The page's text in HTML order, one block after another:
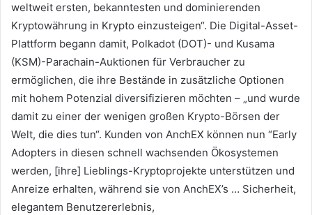
weltweit ersten, bekanntesten und dominierenden
Kryptowährung in Krypto einzusteigen“. Die Digital-Asset-
Plattform begann damit, Polkadot (DOT)- und Kusama
(KSM)-Parachain-Auktionen für Verbraucher zu
ermöglichen, die ihre Bestände in zusätzliche Optionen
mit hohem Potenzial diversifizieren möchten – „und wurde
damit zu einer der wenigen großen Krypto-Börsen der
Welt, die dies tun“. Kunden von AnchEX können nun “Early
Adopters in diesen schnell wachsenden Ökosystemen
werden, [ihre] Lieblings-Kryptoprojekte unterstützen und
Anreize erhalten, während sie von AnchEX’s … Sicherheit,
elegantem Benutzererlebnis,